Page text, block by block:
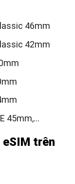
46mm
42mm
45mm,…
trên